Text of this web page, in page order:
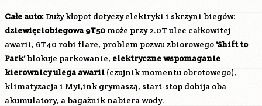
Całe auto: Duży kłopot dotyczy elektryki i skrzyni biegów:
dziewięciobiegowa 9T50 może przy 2.0T ulec całkowitej
awarii, 6T40 robi flare, problem pozwu zbiorowego 'Shift to
Park'blokuje parkowanie, elektryczne wspomaganie
kierownicy ulega awarii (czujnik momentu obrotowego),
klimatyzacja i MyLink grymaszą, start-stop dobija oba
akumulatory, a bagażnik nabiera wody.